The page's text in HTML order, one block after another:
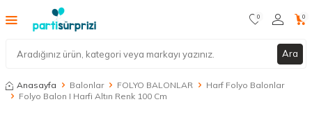
Ara
0 0
Anasayfa Balonlar FOLYO BALONLAR
Harf Folyo Balonlar
Folyo Balon I Harfi Altın Renk 100 Cm